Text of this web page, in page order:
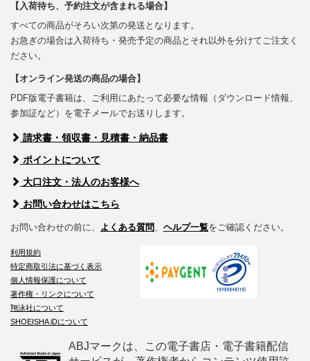
【入荷待ち、予約注文が含まれる場合】
すべての商品がそろい次第の発送となります。
お急ぎの場合は入荷待ち・発売予定の商品とそれ以外を分けてご注文く
ださい。
【オンライン発送の商品の場合】
PDF版電子書籍は、ご利用にあたって必要な情報（ダウンロード情報、
参加証など）を電子メールでお送りします。
請求書・領収書・見積書・納品書
ポイントについて
大口注文・法人のお客様へ
お問い合わせはこちら
お問い合わせの前に、 よくある質問、 ヘルプ一覧をご確認ください。
利用規約
特定商取引法に基づく表示
個人情報保護について
著作権・リンクについて
翔泳社について
SHOEISHA iDについて
ABJマークは、この電子書店・電子書籍配信